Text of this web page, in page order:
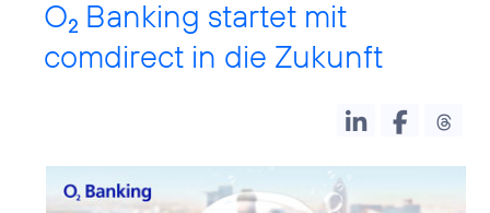
O2 Banking startet mit
comdirect in die Zukunft